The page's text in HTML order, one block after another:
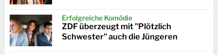
Erfolgreiche Komödie
ZDF überzeugt mit "Plötzlich
Schwester" auch die Jüngeren